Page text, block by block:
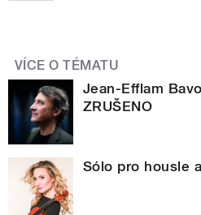
VÍCE O TÉMATU
Jean-Efflam
ZRUŠENO
Sólo pro housle